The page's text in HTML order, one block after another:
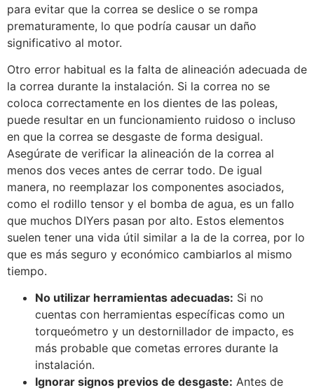
para evitar que la correa se deslice o se rompa
prematuramente, lo que podría causar un daño
significativo al motor.
Otro error habitual es la falta de alineación adecuada de
la correa durante la instalación. Si la correa no se
coloca correctamente en los dientes de las poleas,
puede resultar en un funcionamiento ruidoso o incluso
en que la correa se desgaste de forma desigual.
Asegúrate de verificar la alineación de la correa al
menos dos veces antes de cerrar todo. De igual
manera, no reemplazar los componentes asociados,
como el rodillo tensor y el bomba de agua, es un fallo
que muchos DIYers pasan por alto. Estos elementos
suelen tener una vida útil similar a la de la correa, por lo
que es más seguro y económico cambiarlos al mismo
tiempo.
No utilizar herramientas adecuadas: Si no
cuentas con herramientas específicas como un
torqueómetro y un destornillador de impacto, es
más probable que cometas errores durante la
instalación.
Ignorar signos previos de desgaste: Antes de